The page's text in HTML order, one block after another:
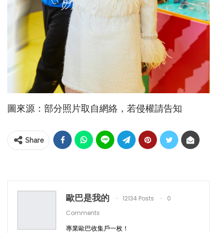
圖來源：部分照片取自網絡，若侵權請告知
Share
歐巴是我的 12134 Posts
0
Comments
專業歐巴收集戶一枚！